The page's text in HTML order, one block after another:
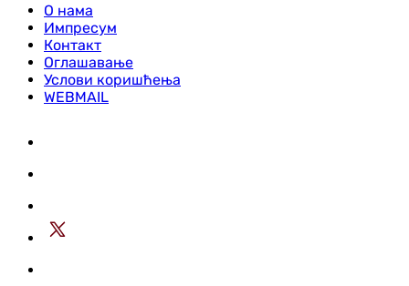
О нама
Импресум
Контакт
Оглашавање
Услови коришћења
WEBMAIL